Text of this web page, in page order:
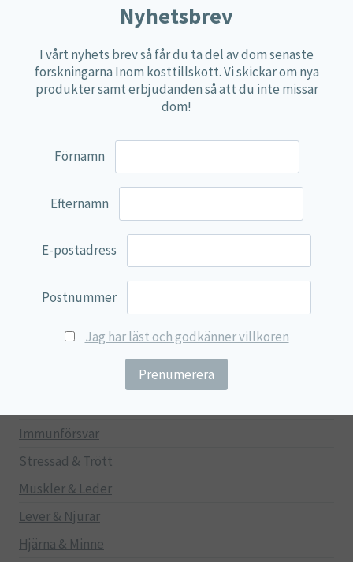
Övriga kosttillskott
100% Natural
EVP Nutrition
Multi Nutrient
Lamberts
Svenska Örtmedicinska Institutet
Green Trade
Immunförsvar
Stressad & Trött
Muskler & Leder
Lever & Njurar
Hjärna & Minne
Nyhetsbrev
I vårt nyhets brev så får du ta del av dom senaste
forskningarna Inom kosttillskott. Vi skickar om nya
produkter samt erbjudanden så att du inte missar
dom!
Förnamn
Efternamn
E-postadress
Postnummer
Jag har läst och godkänner villkoren